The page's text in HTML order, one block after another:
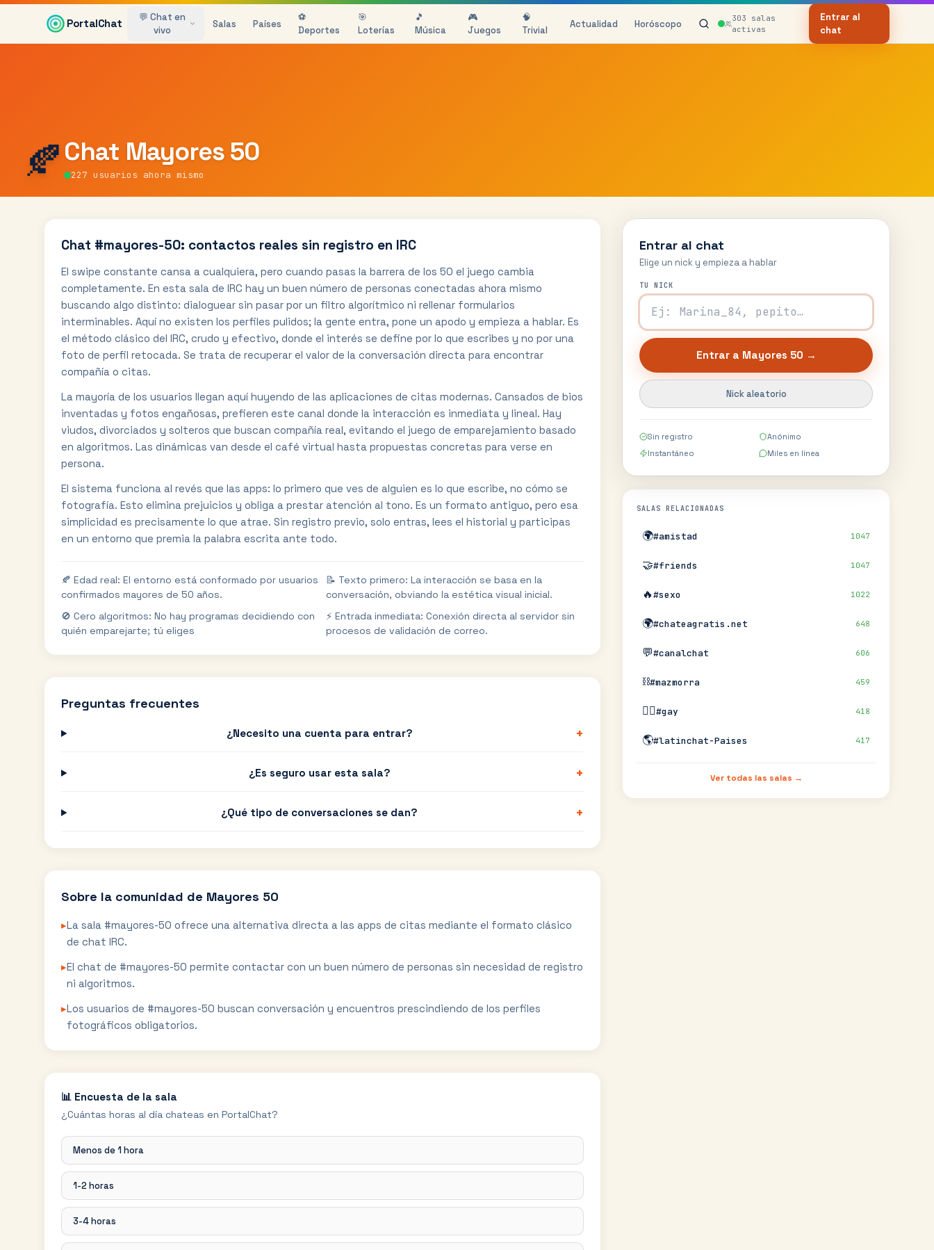
Saltar al contenido principal
PortalChat
💬 Chat en
vivo
Salas Países
⚽
Deportes
🎯
Loterías
🎵
Música
🎮
Juegos
🧠
Trivial
Actualidad Horóscopo 303 salas
activas
Entrar al
chat
🍂Chat Mayores 50
227 usuarios ahora mismo
Entrar al chat
Elige un nick y empieza a hablar
TU NICK
Entrar a Mayores 50 →
Nick aleatorio
Sin registro
Anónimo
Instantáneo
Miles en línea
SALAS RELACIONADAS
🌍#amistad 1047
🤝#friends 1047
🔥#sexo 1022
🌍#chateagratis.net 648
💬#canalchat 606
⛓️#mazmorra 459
🏳️‍🌈#gay 418
🌎#latinchat-Paises 417
Ver todas las salas →
Chat #mayores-50: contactos reales sin registro en IRC
El swipe constante cansa a cualquiera, pero cuando pasas la barrera de los 50 el juego cambia
completamente. En esta sala de IRC hay un buen número de personas conectadas ahora mismo
buscando algo distinto: dialoguear sin pasar por un filtro algorítmico ni rellenar formularios
interminables. Aquí no existen los perfiles pulidos; la gente entra, pone un apodo y empieza a hablar. Es
el método clásico del IRC, crudo y efectivo, donde el interés se define por lo que escribes y no por una
foto de perfil retocada. Se trata de recuperar el valor de la conversación directa para encontrar
compañía o citas.
La mayoría de los usuarios llegan aquí huyendo de las aplicaciones de citas modernas. Cansados de bios
inventadas y fotos engañosas, prefieren este canal donde la interacción es inmediata y lineal. Hay
viudos, divorciados y solteros que buscan compañía real, evitando el juego de emparejamiento basado
en algoritmos. Las dinámicas van desde el café virtual hasta propuestas concretas para verse en
persona.
El sistema funciona al revés que las apps: lo primero que ves de alguien es lo que escribe, no cómo se
fotografía. Esto elimina prejuicios y obliga a prestar atención al tono. Es un formato antiguo, pero esa
simplicidad es precisamente lo que atrae. Sin registro previo, solo entras, lees el historial y participas
en un entorno que premia la palabra escrita ante todo.
🍂 Edad real: El entorno está conformado por usuarios
confirmados mayores de 50 años.
📝 Texto primero: La interacción se basa en la
conversación, obviando la estética visual inicial.
🚫 Cero algoritmos: No hay programas decidiendo con
quién emparejarte; tú eliges
⚡ Entrada inmediata: Conexión directa al servidor sin
procesos de validación de correo.
Preguntas frecuentes
¿Necesito una cuenta para entrar? +
¿Es seguro usar esta sala? +
¿Qué tipo de conversaciones se dan? +
Sobre la comunidad de Mayores 50
▸La sala #mayores-50 ofrece una alternativa directa a las apps de citas mediante el formato clásico
de chat IRC.
▸El chat de #mayores-50 permite contactar con un buen número de personas sin necesidad de registro
ni algoritmos.
▸Los usuarios de #mayores-50 buscan conversación y encuentros prescindiendo de los perfiles
fotográficos obligatorios.
📊 Encuesta de la sala
¿Cuántas horas al día chateas en PortalChat?
Menos de 1 hora
1-2 horas
3-4 horas